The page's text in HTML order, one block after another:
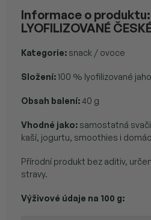
Informace o produktu:
LYOFILIZOVANÉ
Kategorie: snack / ovoce
Složení:100 % lyofilizované
Obsah balení:40 g
Vhodné jako: samostatná
kaší, jogurtu, smoothies i
Přírodní produkt bez aditiv,
stravy.
Výživové údaje na 100 g: